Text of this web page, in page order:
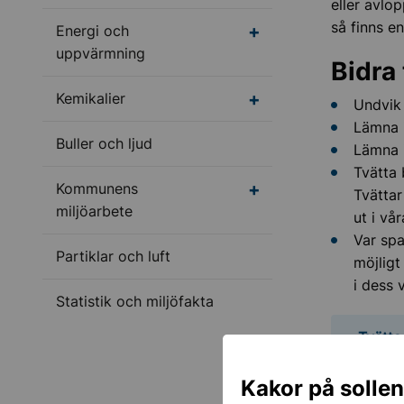
Kakor på
Energi och
uppvärmning
Undermeny för
Kemikalier Undermeny för
Buller och ljud
Kommunens
miljöarbete
Undermeny för
Partiklar och luft
Statistik och miljöfakta
eller
så finns
Tvätta
ut i
Var
möjligt
i dess